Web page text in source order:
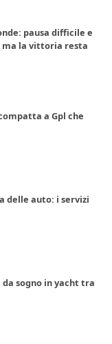
pausa difficile e
ma la vittoria resta
a Gpl che
delle auto: i servizi
sogno in yacht tra